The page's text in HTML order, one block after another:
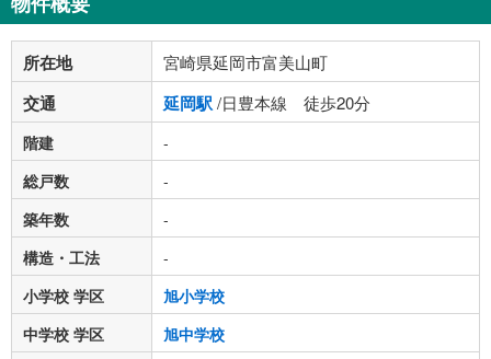
所在地 宮崎県延岡市富美山町
交通 延岡駅/日豊本線 徒歩20分
階建
-
総戸数
-
築年数
-
構造・工法
-
小学校 学区
旭小学校
中学校 学区
旭中学校